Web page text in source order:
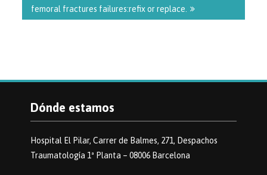
femoral fractures failures:refix or replace.
Dónde estamos
Hospital El Pilar, Carrer de Balmes, 271, Despachos
Traumatología 1ª Planta – 08006 Barcelona